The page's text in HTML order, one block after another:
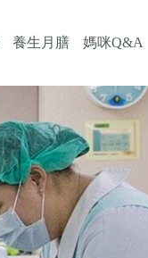
養生月膳 媽咪Q&A